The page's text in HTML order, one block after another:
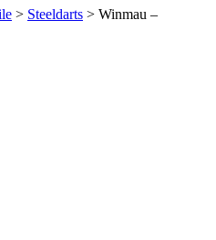
> Steeldarts > Winmau –